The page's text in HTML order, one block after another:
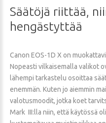
Säätöjä riittää,
hengästyttää
Canon EOS-1D X on
Nopeasti vilkaisemalla valikot
lähempi tarkastelu osoittaa
enemmän. Kuten jo aiemmin
valotusmoodit, jotka koet
Mark III:lla niin, että käytössä